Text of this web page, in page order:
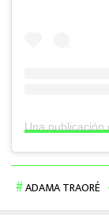
ADAMA TRAORÉ